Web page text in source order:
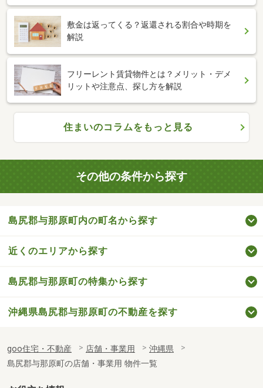
敷金は返ってくる？返還される割合や時期を
解説
フリーレント賃貸物件とは？メリット・デメ
リットや注意点、探し方を解説
住まいのコラムをもっと見る
その他の条件から探す
島尻郡与那原町内の町名から探す
近くのエリアから探す
島尻郡与那原町の特集から探す
沖縄県島尻郡与那原町の不動産を探す
goo住宅・不動産 店舗・事業用
沖縄県
島尻郡与那原町の店舗・事業用 物件一覧